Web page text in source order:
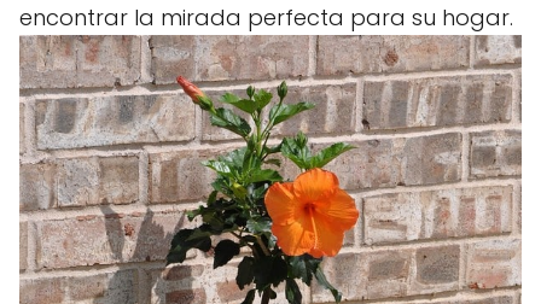
encontrar la mirada perfecta para su hogar.